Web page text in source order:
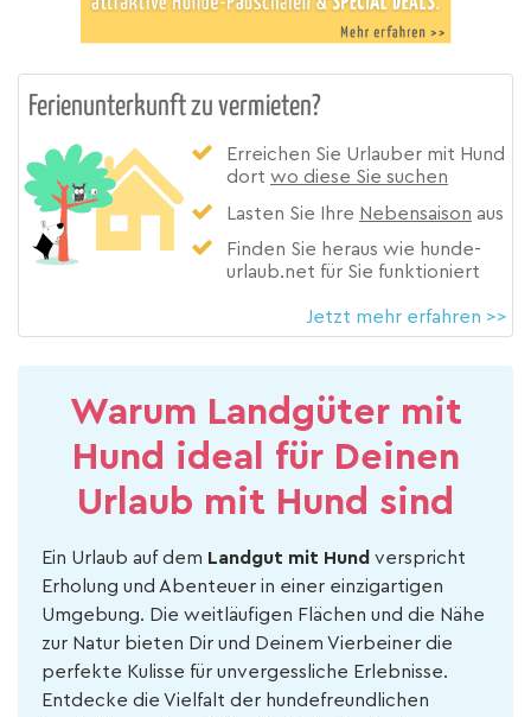
Ferienunterkunft zu vermieten?
Erreichen Sie Urlauber mit Hund
dort wo diese Sie suchen
Lasten Sie Ihre Nebensaison aus
Finden Sie heraus wie hunde-
urlaub.net für Sie funktioniert
Jetzt mehr erfahren >>
Warum Landgüter mit
Hund ideal für Deinen
Urlaub mit Hund sind
Ein Urlaub auf dem Landgut mit Hund verspricht
Erholung und Abenteuer in einer einzigartigen
Umgebung. Die weitläufigen Flächen und die Nähe
zur Natur bieten Dir und Deinem Vierbeiner die
perfekte Kulisse für unvergessliche Erlebnisse.
Entdecke die Vielfalt der hundefreundlichen